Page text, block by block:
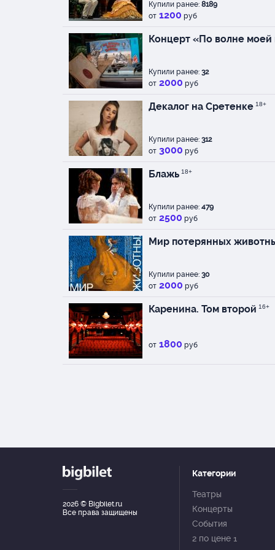
Купили ранее: 8189
от 1200 руб
Концерт «По волне моей
Купили ранее: 32
от 2000 руб
Декалог на Сретенке 18+
Купили ранее: 312
от 3000 руб
Блажь 18+
Купили ранее: 479
от 2500 руб
Мир потерянных
Купили ранее: 30
от 2000 руб
Каренина. Том второй 16+
от 1800 руб
2026 © Bigbilet.ru
Все права защищены
Категории
Театры
Концерты
События
2 по цене 1